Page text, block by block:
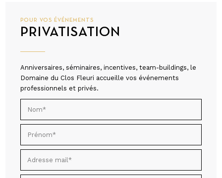
POUR VOS ÉVÉNEMENTS
PRIVATISATION
Anniversaires, séminaires, incentives, team-buildings, le
Domaine du Clos Fleuri accueille vos événements
professionnels et privés.